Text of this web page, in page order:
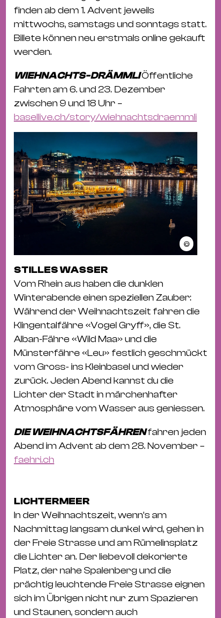
finden ab dem 1. Advent jeweils
mittwochs, samstags und sonntags statt.
Billete können neu erstmals online gekauft
werden.
WIEHNACHTS-DRÄMMLIÖffentliche
Fahrten am 6. und 23. Dezember
zwischen 9 und 18 Uhr –
basellive.ch/story/wiehnachtsdraemmli
©
STILLES WASSER
Vom Rhein aus haben die dunklen
Winterabende einen speziellen Zauber:
Während der Weihnachtszeit fahren die
Klingentalfähre «Vogel Gryff», die St.
Alban-Fähre «Wild Maa» und die
Münsterfähre «Leu» festlich geschmückt
vom Gross- ins Kleinbasel und wieder
zurück. Jeden Abend kannst du die
Lichter der Stadt in märchenhafter
Atmosphäre vom Wasser aus geniessen.
DIE WEIHNACHTSFÄHRENfahren jeden
Abend im Advent ab dem 28. November –
faehri.ch
LICHTERMEER
In der Weihnachtszeit, wenn’s am
Nachmittag langsam dunkel wird, gehen in
der Freie Strasse und am Rümelinsplatz
die Lichter an. Der liebevoll dekorierte
Platz, der nahe Spalenberg und die
prächtig leuchtende Freie Strasse eignen
sich im Übrigen nicht nur zum Spazieren
und Staunen, sondern auch